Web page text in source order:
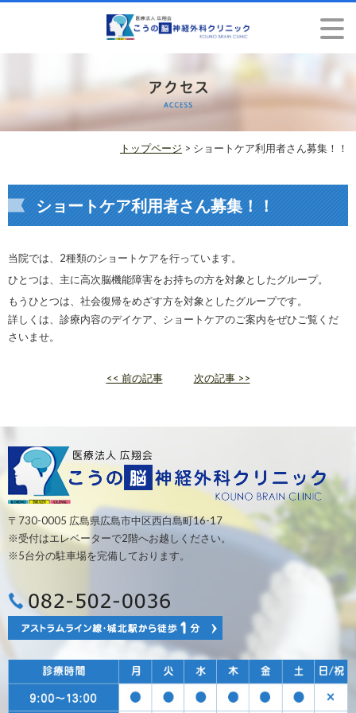
トップページ > ショートケア利用者さん募集！！
ショートケア利用者さん募集！！
当院では、2種類のショートケアを行っています。
ひとつは、主に高次脳機能障害をお持ちの方を対象としたグループ。
もうひとつは、社会復帰をめざす方を対象としたグループです。
詳しくは、診療内容のデイケア、ショートケアのご案内をぜひご覧くだ
さいませ。
<< 前の記事 次の記事 >>
〒730-0005 広島県広島市中区西白島町16-17
※受付はエレベーターで2階へお越しください。
※5台分の駐車場を完備しております。